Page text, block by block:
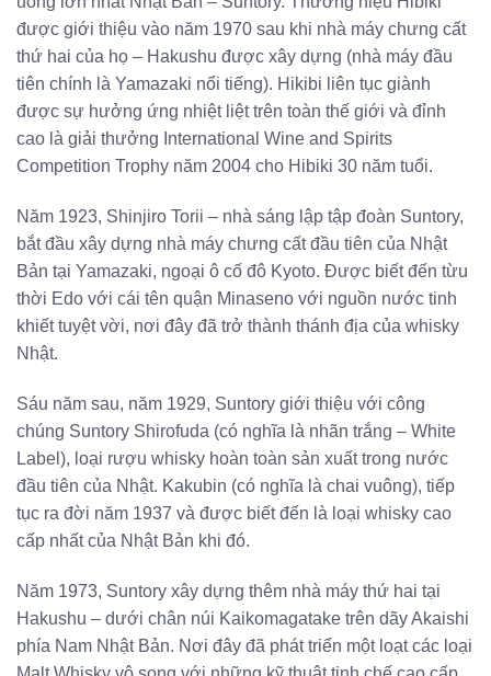
được giới thiệu vào năm 1970 sau khi nhà máy chưng cất
thứ hai của họ – Hakushu được xây dựng (nhà máy đầu
tiên chính là Yamazaki nổi tiếng). Hikibi liên tục giành
được sự hưởng ứng nhiệt liệt trên toàn thế giới và đỉnh
cao là giải thưởng International Wine and Spirits
Competition Trophy năm 2004 cho Hibiki 30 năm tuổi.
Năm 1923, Shinjiro Torii – nhà sáng lập tập đoàn Suntory,
bắt đầu xây dựng nhà máy chưng cất đầu tiên của Nhật
Bản tại Yamazaki, ngoại ô cố đô Kyoto. Được biết đến từu
thời Edo với cái tên quận Minaseno với nguồn nước tinh
khiết tuyệt vời, nơi đây đã trở thành thánh địa của whisky
Nhật.
Sáu năm sau, năm 1929, Suntory giới thiệu với công
chúng Suntory Shirofuda (có nghĩa là nhãn trắng – White
Label), loại rượu whisky hoàn toàn sản xuất trong nước
đầu tiên của Nhật. Kakubin (có nghĩa là chai vuông), tiếp
tục ra đời năm 1937 và được biết đến là loại whisky cao
cấp nhất của Nhật Bản khi đó.
Năm 1973, Suntory xây dựng thêm nhà máy thứ hai tại
Hakushu – dưới chân núi Kaikomagatake trên dãy Akaishi
phía Nam Nhật Bản. Nơi đây đã phát triển một loạt các loại